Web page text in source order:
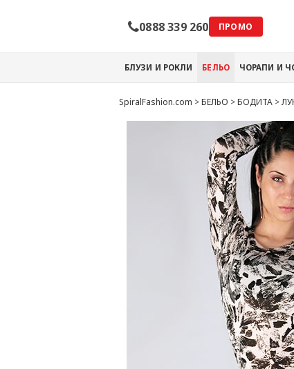
0888 339 260 ПРОМО
БЛУЗИ И РОКЛИ БЕЛЬО ЧОРАПИ И
SpiralFashion.com >БЕЛЬО >БОДИТА >